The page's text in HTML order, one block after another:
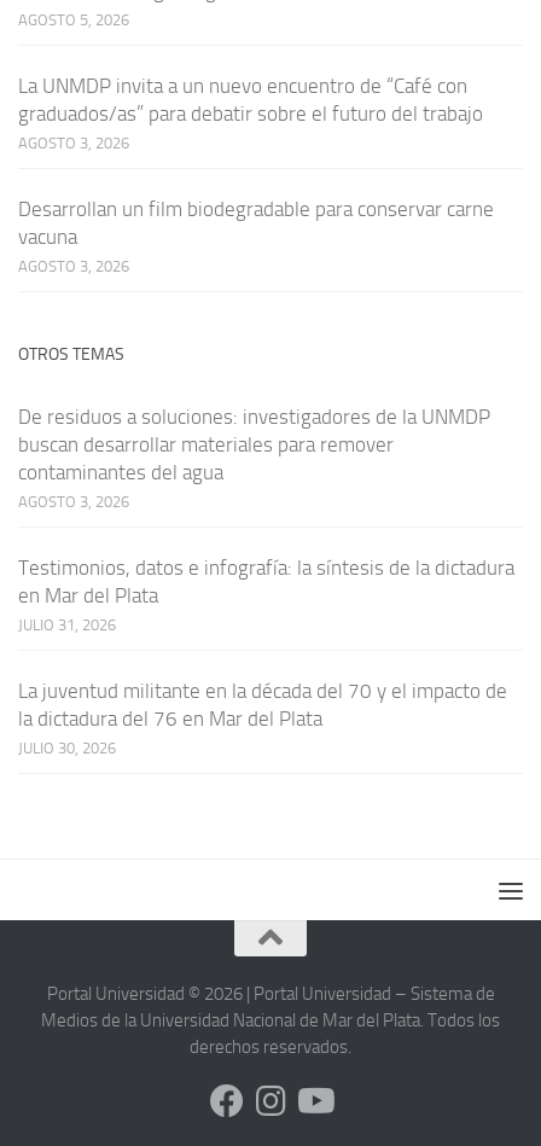
AGOSTO 5, 2026
La UNMDP invita a un nuevo encuentro de “Café con
graduados/as” para debatir sobre el futuro del trabajo
AGOSTO 3, 2026
Desarrollan un film biodegradable para conservar carne
vacuna
AGOSTO 3, 2026
OTROS TEMAS
De residuos a soluciones: investigadores de la UNMDP
buscan desarrollar materiales para remover
contaminantes del agua
AGOSTO 3, 2026
Testimonios, datos e infografía: la síntesis de la dictadura
en Mar del Plata
JULIO 31, 2026
La juventud militante en la década del 70 y el impacto de
la dictadura del 76 en Mar del Plata
JULIO 30, 2026
Portal Universidad © 2026 | Portal Universidad – Sistema de
Medios de la Universidad Nacional de Mar del Plata. Todos los
derechos reservados.